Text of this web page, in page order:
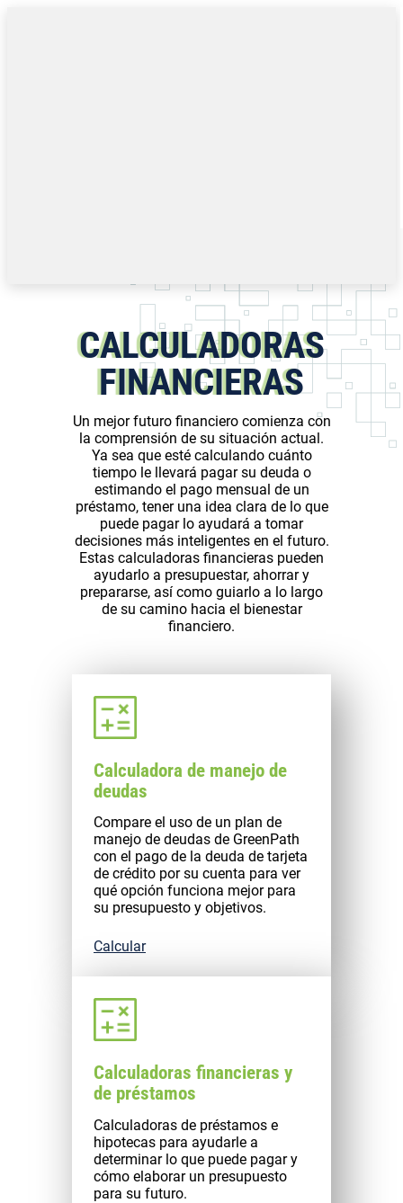
CALCULADORAS
FINANCIERAS
Un mejor futuro financiero comienza con
la comprensión de su situación actual.
Ya sea que esté calculando cuánto
tiempo le llevará pagar su deuda o
estimando el pago mensual de un
préstamo, tener una idea clara de lo que
puede pagar lo ayudará a tomar
decisiones más inteligentes en el futuro.
Estas calculadoras financieras pueden
ayudarlo a presupuestar, ahorrar y
prepararse, así como guiarlo a lo largo
de su camino hacia el bienestar
financiero.
Calculadora de manejo de
deudas
Compare el uso de un plan de
manejo de deudas de GreenPath
con el pago de la deuda de tarjeta
de crédito por su cuenta para ver
qué opción funciona mejor para
su presupuesto y objetivos.
Calcular
Calculadoras financieras y
de préstamos
Calculadoras de préstamos e
hipotecas para ayudarle a
determinar lo que puede pagar y
cómo elaborar un presupuesto
para su futuro.